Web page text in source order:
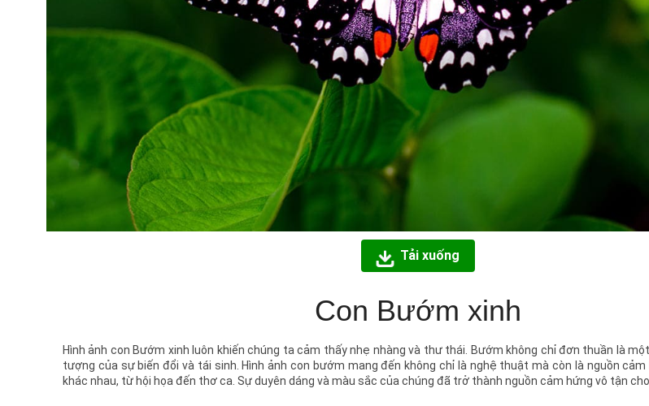
Tải xuống
Con Bướm xinh
Hình ảnh con Bướm xinh luôn khiến chúng ta cảm thấy nhẹ nhàng và thư thái. Bướm không chỉ đơn thuần là
tượng của sự biến đổi và tái sinh. Hình ảnh con bướm mang đến không chỉ là nghệ thuật mà còn là nguồn
khác nhau, từ hội họa đến thơ ca. Sự duyên dáng và màu sắc của chúng đã trở thành nguồn cảm hứng vô tận